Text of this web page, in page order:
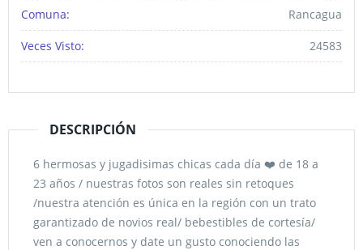
Comuna: Rancagua
Veces Visto: 24583
DESCRIPCIÓN
6 hermosas y jugadisimas chicas cada día ❤️ de 18 a
23 años / nuestras fotos son reales sin retoques
/nuestra atención es única en la región con un trato
garantizado de novios real/ bebestibles de cortesía/
ven a conocernos y date un gusto conociendo las